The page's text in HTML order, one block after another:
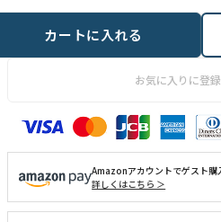
お気に入りに登
カートに入れる
Amazonアカウントでゲスト購
詳しくはこちら ＞